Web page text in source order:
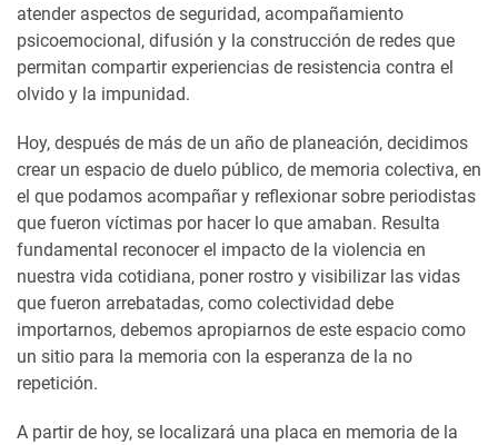
atender aspectos de seguridad, acompañamiento
psicoemocional, difusión y la construcción de redes que
permitan compartir experiencias de resistencia contra el
olvido y la impunidad.
Hoy, después de más de un año de planeación, decidimos
crear un espacio de duelo público, de memoria colectiva, en
el que podamos acompañar y reflexionar sobre periodistas
que fueron víctimas por hacer lo que amaban. Resulta
fundamental reconocer el impacto de la violencia en
nuestra vida cotidiana, poner rostro y visibilizar las vidas
que fueron arrebatadas, como colectividad debe
importarnos, debemos apropiarnos de este espacio como
un sitio para la memoria con la esperanza de la no
repetición.
A partir de hoy, se localizará una placa en memoria de la